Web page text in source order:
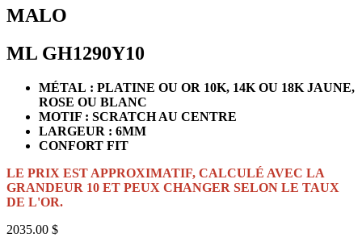
MALO
ML GH1290Y10
MÉTAL : PLATINE OU OR 10K, 14K OU 18K JAUNE,
ROSE OU BLANC
MOTIF : SCRATCH AU CENTRE
LARGEUR : 6MM
CONFORT FIT
LE PRIX EST APPROXIMATIF, CALCULÉ AVEC LA
GRANDEUR 10 ET PEUX CHANGER SELON LE TAUX
DE L'OR.
2035.00 $